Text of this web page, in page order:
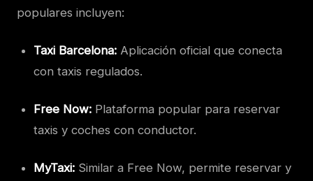
populares incluyen:
Taxi Barcelona: Aplicación oficial que conecta
con taxis regulados.
Free Now: Plataforma popular para reservar
taxis y coches con conductor.
MyTaxi: Similar a Free Now, permite reservar y